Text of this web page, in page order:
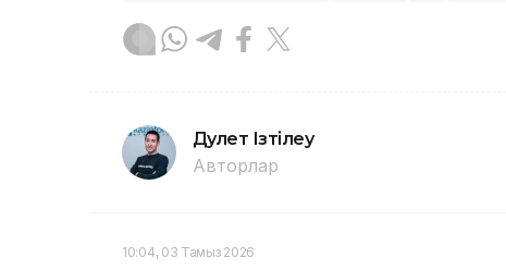
Дәулет Ізтілеу
Авторлар
10:04, 03 Тамыз 2026